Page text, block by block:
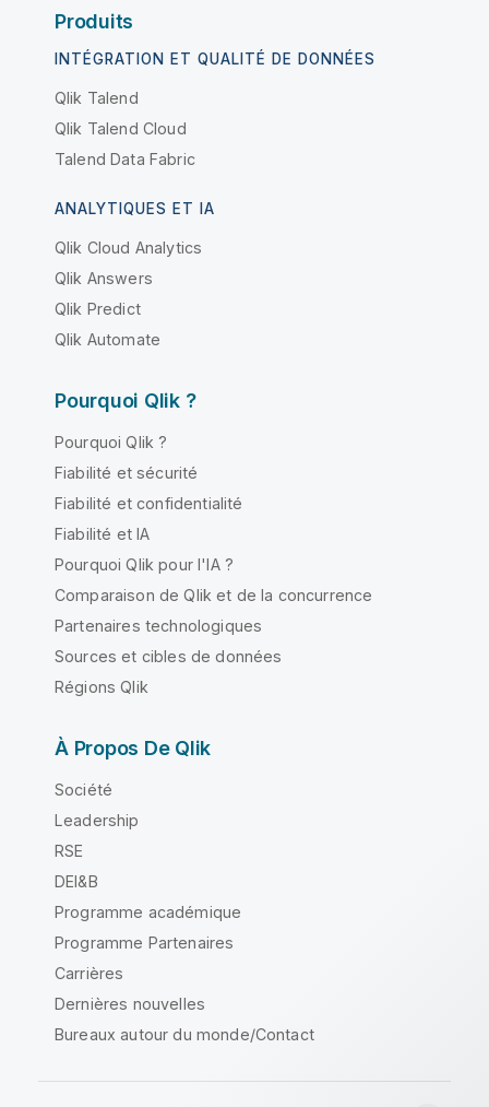
Produits
INTÉGRATION ET QUALITÉ DE DONNÉES
Qlik Talend
Qlik Talend Cloud
Talend Data Fabric
ANALYTIQUES ET IA
Qlik Cloud Analytics
Qlik Answers
Qlik Predict
Qlik Automate
Pourquoi Qlik ?
Pourquoi Qlik ?
Fiabilité et sécurité
Fiabilité et confidentialité
Fiabilité et IA
Pourquoi Qlik pour l'IA ?
Comparaison de Qlik et de la concurrence
Partenaires technologiques
Sources et cibles de données
Régions Qlik
À Propos De Qlik
Société
Leadership
RSE
DEI&B
Programme académique
Programme Partenaires
Carrières
Dernières nouvelles
Bureaux autour du monde/Contact